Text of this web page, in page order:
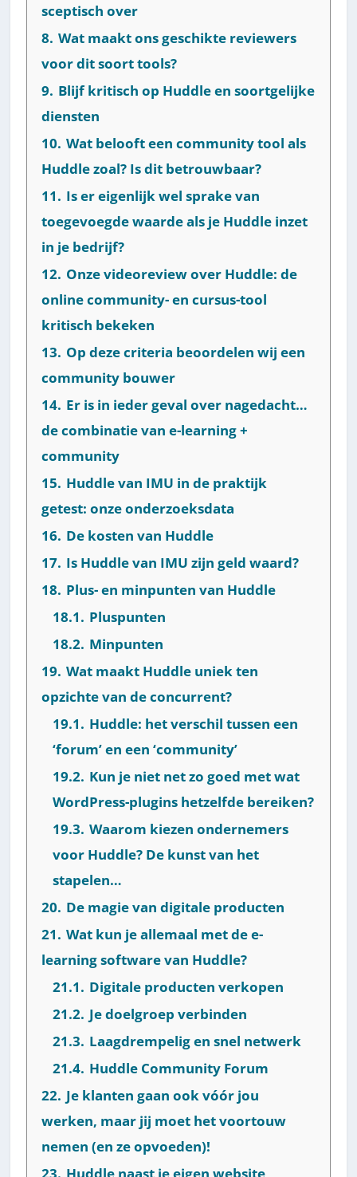
sceptisch over
8. Wat maakt ons geschikte reviewers
voor dit soort tools?
9. Blijf kritisch op Huddle en soortgelijke
diensten
10. Wat belooft een community tool als
Huddle zoal? Is dit betrouwbaar?
11. Is er eigenlijk wel sprake van
toegevoegde waarde als je Huddle inzet
in je bedrijf?
12. Onze videoreview over Huddle: de
online community- en cursus-tool
kritisch bekeken
13. Op deze criteria beoordelen wij een
community bouwer
14. Er is in ieder geval over nagedacht…
de combinatie van e-learning +
community
15. Huddle van IMU in de praktijk
getest: onze onderzoeksdata
16. De kosten van Huddle
17. Is Huddle van IMU zijn geld waard?
18. Plus- en minpunten van Huddle
18.1. Pluspunten
18.2. Minpunten
19. Wat maakt Huddle uniek ten
opzichte van de concurrent?
19.1. Huddle: het verschil tussen een
‘forum’ en een ‘community’
19.2. Kun je niet net zo goed met wat
WordPress-plugins hetzelfde bereiken?
19.3. Waarom kiezen ondernemers
voor Huddle? De kunst van het
stapelen…
20. De magie van digitale producten
21. Wat kun je allemaal met de e-
learning software van Huddle?
21.1. Digitale producten verkopen
21.2. Je doelgroep verbinden
21.3. Laagdrempelig en snel netwerk
21.4. Huddle Community Forum
22. Je klanten gaan ook vóór jou
werken, maar jij moet het voortouw
nemen (en ze opvoeden)!
23. Huddle naast je eigen website